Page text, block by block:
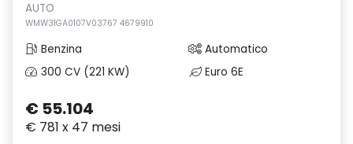
AUTO
WMW31GA0107V03767 4679910
Benzina
Automatico
300 CV (221 KW)
Euro 6E
€ 55.104
€ 781 x 47 mesi